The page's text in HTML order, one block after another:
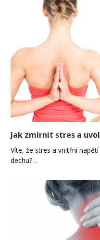
Jak zmírnit stres a
Víte, že stres a vnitřní
dechu?…